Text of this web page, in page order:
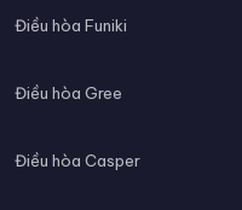
Điều hòa Funiki
Điều hòa Gree
Điều hòa Casper